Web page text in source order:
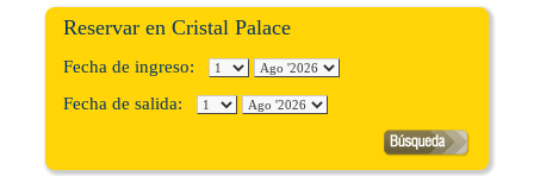
Reservar en Cristal Palace
Fecha de ingreso:
Fecha de salida: